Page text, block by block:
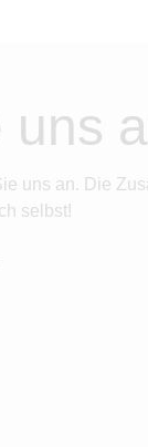
uns
uns an. Die
selbst!